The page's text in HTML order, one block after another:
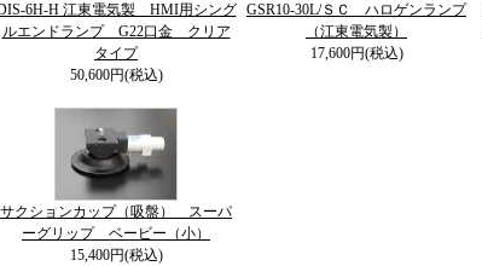
6H-H 江東電気製 HMI用シング
ルエンドランプ G22口金 クリア
タイプ
50,600円(税込)
GSR10-30L/ＳＣ ハロゲンランプ
（江東電気製）
17,600円(税込)
サクションカップ（吸盤） スーパ
ーグリップ ベービー（小）
15,400円(税込)